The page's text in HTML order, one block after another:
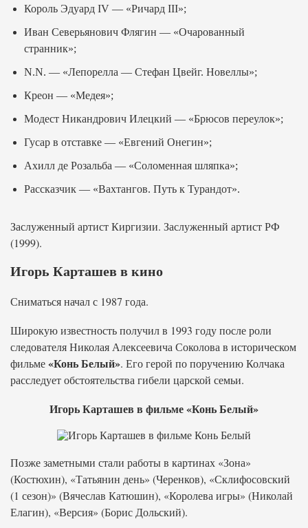
Король Эдуард IV — «Ричард III»;
Иван Северьянович Флягин — «Очарованный
странник»;
N.N. — «Лепорелла — Стефан Цвейг. Новеллы»;
Креон — «Медея»;
Модест Никандрович Илецкий — «Брюсов переулок»;
Гусар в отставке — «Евгений Онегин»;
Ахилл де Розальба — «Соломенная шляпка»;
Рассказчик — «Вахтангов. Путь к Турандот».
Заслуженный артист Киргизии. Заслуженный артист РФ
(1999).
Игорь Карташев в кино
Сниматься начал с 1987 года.
Широкую известность получил в 1993 году после роли
следователя Николая Алексеевича Соколова в историческом
фильме«Конь Белый». Его герой по поручению Колчака
расследует обстоятельства гибели царской семьи.
Игорь Карташев в фильме «Конь Белый»
Позже заметными стали работы в картинах «Зона»
(Костюхин), «Татьянин день» (Черенков), «Склифосовский
(1 сезон)» (Вячеслав Катюшин), «Королева игры» (Николай
Елагин), «Версия» (Борис Дольский).